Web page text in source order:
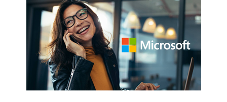
Germany
Hungary
Iceland
India